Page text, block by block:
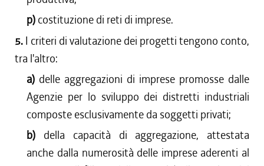
p) costituzione di reti di imprese.
5. I criteri di valutazione dei progetti tengono conto,
tra l'altro:
a) delle aggregazioni di imprese promosse dalle
Agenzie per lo sviluppo dei distretti industriali
composte esclusivamente da soggetti privati;
b) della capacità di aggregazione, attestata
anche dalla numerosità delle imprese aderenti al